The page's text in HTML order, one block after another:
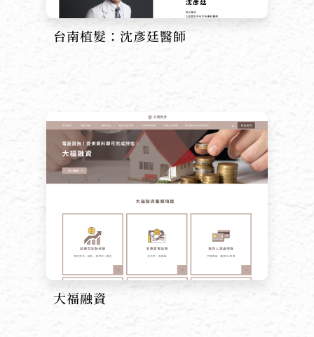
台南植髮：沈彥廷醫師
大福融資